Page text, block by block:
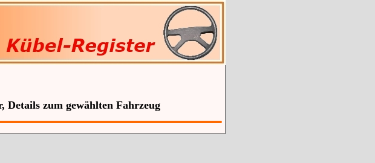
Details zum gewählten Fahrzeug